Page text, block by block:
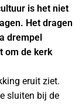
is het niet
Het dragen
drempel
om de kerk
eruit ziet.
sluiten bij de